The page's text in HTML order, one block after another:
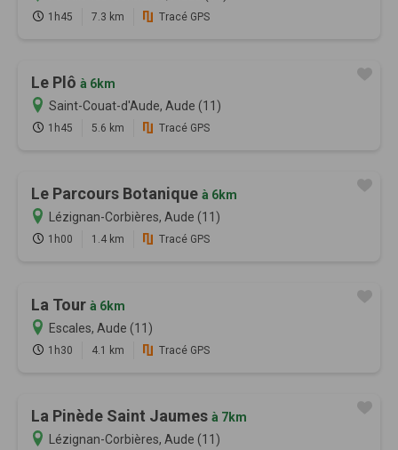
1h45 7.3 km Tracé GPS
Le Plô à 6km
Saint-Couat-d'Aude, Aude (11)
1h45 5.6 km Tracé GPS
Le Parcours Botanique à 6km
Lézignan-Corbières, Aude (11)
1h00 1.4 km Tracé GPS
La Tour à 6km
Escales, Aude (11)
1h30 4.1 km Tracé GPS
La Pinède Saint Jaumes à 7km
Lézignan-Corbières, Aude (11)